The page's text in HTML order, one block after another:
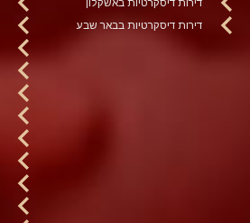
דירות דיסקרטיות בבאר שבע